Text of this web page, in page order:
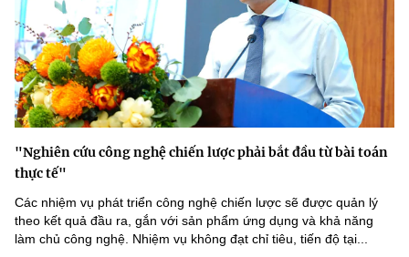
"Nghiên cứu công nghệ chiến lược phải bắt đầu từ bài toán
thực tế"
Các nhiệm vụ phát triển công nghệ chiến lược sẽ được quản lý
theo kết quả đầu ra, gắn với sản phẩm ứng dụng và khả năng
làm chủ công nghệ. Nhiệm vụ không đạt chỉ tiêu, tiến độ tại...